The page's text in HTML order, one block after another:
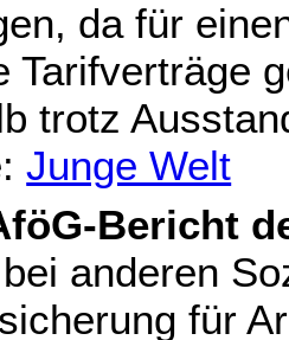
da für
Tarifverträge
trotz
Junge Welt
Bericht
bei anderen
für